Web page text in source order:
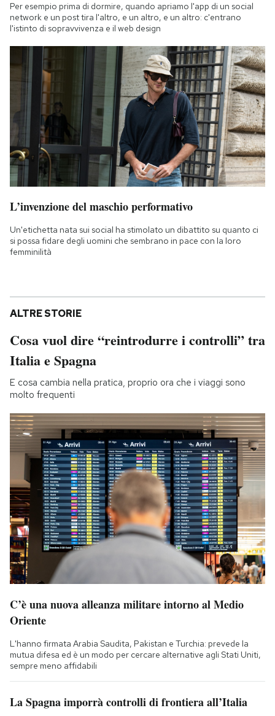
Per esempio prima di dormire, quando apriamo l'app di un social
network e un post tira l'altro, e un altro, e un altro: c'entrano
l'istinto di sopravvivenza e il web design
L’invenzione del maschio performativo
Un'etichetta nata sui social ha stimolato un dibattito su quanto ci
si possa fidare degli uomini che sembrano in pace con la loro
femminilità
ALTRE STORIE
Cosa vuol dire “reintrodurre i controlli” tra
Italia e Spagna
E cosa cambia nella pratica, proprio ora che i viaggi sono
molto frequenti
C’è una nuova alleanza militare intorno al Medio
Oriente
L'hanno firmata Arabia Saudita, Pakistan e Turchia: prevede la
mutua difesa ed è un modo per cercare alternative agli Stati Uniti,
sempre meno affidabili
La Spagna imporrà controlli di frontiera all’Italia